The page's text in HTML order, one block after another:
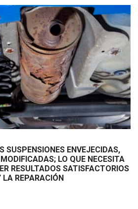
SUSPENSIONES ENVEJECIDAS,
LO QUE NECESITA
RESULTADOS SATISFACTORIOS
LA REPARACIÓN